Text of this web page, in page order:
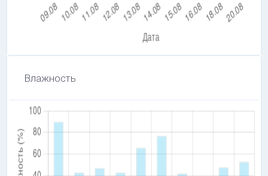
Влажность